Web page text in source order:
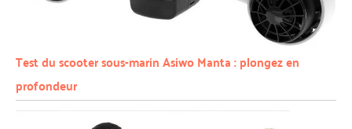
Test du scooter sous-marin Asiwo Manta : plongez en
profondeur